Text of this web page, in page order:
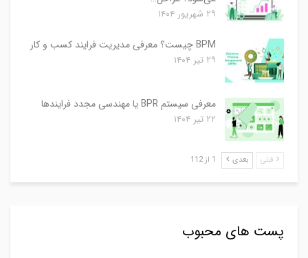
۲۹ شهریور ۱۴۰۴
BPM چیست؟ معرفی مدیریت فرایند کسب و کار
۲۹ تیر ۱۴۰۴
معرفی سیستم BPR یا مهندسی مجدد فرایندها
۲۲ تیر ۱۴۰۴
قبلی بعدی 1 از 112
پست های محبوب